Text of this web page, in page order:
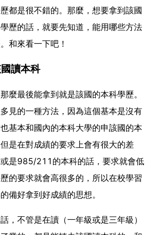
都是很不錯的。那麼，想要拿到該國
歷的話，就要先知道，能用哪些方法
和來看一下吧！
讀本科
麼最後能拿到就是該國的本科學歷。
見的一種方法，因為這個基本是沒有
基本和國內的本科大學的申該國的本
是在對成績的要求上會有很大的差
是985/211的本科的話，要求就會低
的要求就會高很多的，所以在校學習
備好拿到好成績的思想。
，不管是在讀（一年級或是三年級）